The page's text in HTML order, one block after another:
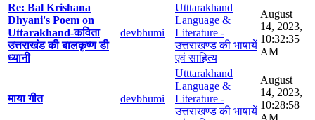
Re: Bal Krishana
Dhyani's Poem on
Uttarakhand-कविता
उत्तराखंड की बालकृष्ण डी
ध्यानी
devbhumi
Utttarakhand
Language &
Literature -
उत्तराखण्ड की भाषायें
एवं साहित्य
August
14, 2023,
10:32:35
AM
माया गीत devbhumi
Utttarakhand
Language &
Literature -
उत्तराखण्ड की भाषायें
August
14, 2023,
10:28:58
AM